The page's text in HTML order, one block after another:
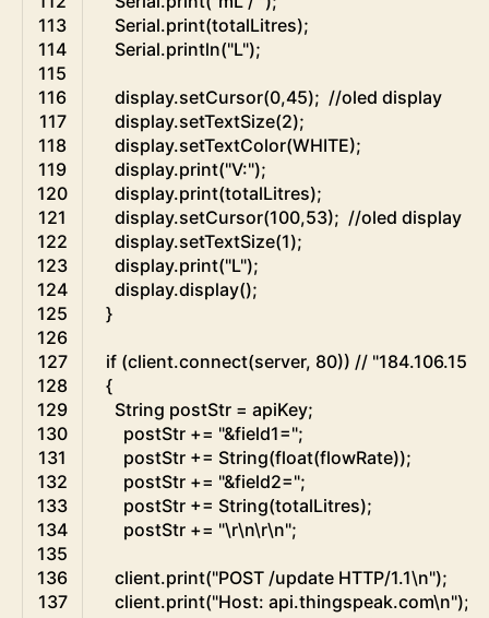
113
114
115
116
117
118
119
120
121
122
123
124
125
126
127
128
129
130
131
132
133
134
135
136
137
Serial.print(totalLitres);
Serial.println("L");
display.setCursor(0,45); //oled display
display.setTextSize(2);
display.setTextColor(WHITE);
display.print("V:");
display.print(totalLitres);
display.setCursor(100,53); //oled display
display.setTextSize(1);
display.print("L");
display.display();
}
if (client.connect(server, 80)) //
{
String postStr = apiKey;
postStr += "&field1=";
postStr += String(float(flowRate));
postStr += "&field2=";
postStr += String(totalLitres);
postStr += "\r\n\r\n";
client.print("POST /update HTTP/1.1\n");
client.print("Host: api.thingspeak.com\n");